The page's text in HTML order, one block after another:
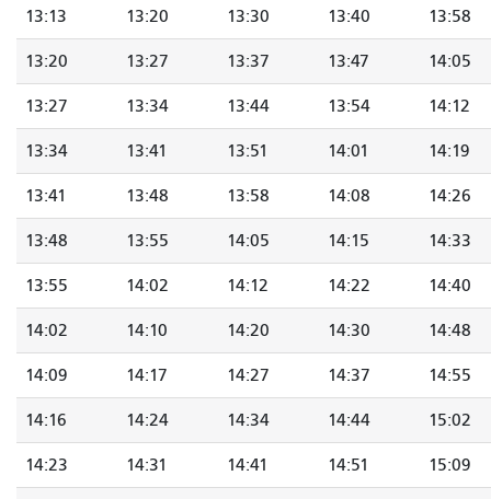
13:13 13:20 13:30 13:40 13:58
13:20 13:27 13:37 13:47 14:05
13:27 13:34 13:44 13:54 14:12
13:34 13:41 13:51 14:01 14:19
13:41 13:48 13:58 14:08 14:26
13:48 13:55 14:05 14:15 14:33
13:55 14:02 14:12 14:22 14:40
14:02 14:10 14:20 14:30 14:48
14:09 14:17 14:27 14:37 14:55
14:16 14:24 14:34 14:44 15:02
14:23 14:31 14:41 14:51 15:09